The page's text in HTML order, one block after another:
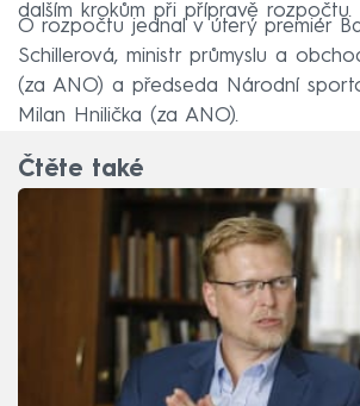
dalším krokům při přípravě rozpočtu.
O rozpočtu jednal v úterý premiér
Schillerová, ministr průmyslu a
(za ANO) a předseda Národní
Milan Hnilička (za ANO).
Čtěte také